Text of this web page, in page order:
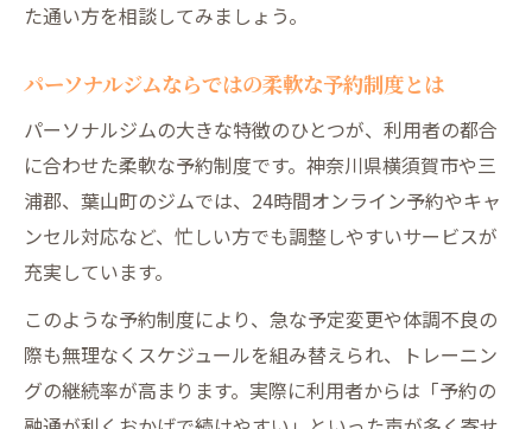
た通い方を相談してみましょう。
パーソナルジムならではの柔軟な予約制度とは
パーソナルジムの大きな特徴のひとつが、利用者の都合
に合わせた柔軟な予約制度です。神奈川県横須賀市や三
浦郡、葉山町のジムでは、24時間オンライン予約やキャ
ンセル対応など、忙しい方でも調整しやすいサービスが
充実しています。
このような予約制度により、急な予定変更や体調不良の
際も無理なくスケジュールを組み替えられ、トレーニン
グの継続率が高まります。実際に利用者からは「予約の